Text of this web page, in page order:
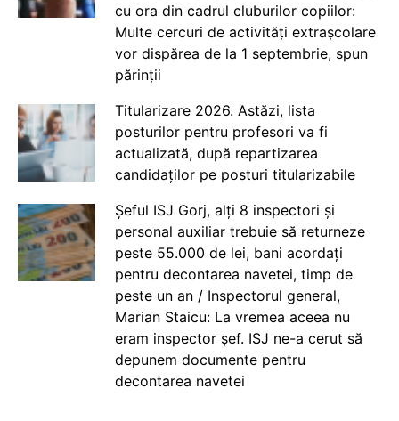
cu ora din cadrul cluburilor copiilor:
Multe cercuri de activități extrașcolare
vor dispărea de la 1 septembrie, spun
părinții
Titularizare 2026. Astăzi, lista
posturilor pentru profesori va fi
actualizată, după repartizarea
candidaților pe posturi titularizabile
Șeful ISJ Gorj, alți 8 inspectori și
personal auxiliar trebuie să returneze
peste 55.000 de lei, bani acordați
pentru decontarea navetei, timp de
peste un an / Inspectorul general,
Marian Staicu: La vremea aceea nu
eram inspector șef. ISJ ne-a cerut să
depunem documente pentru
decontarea navetei